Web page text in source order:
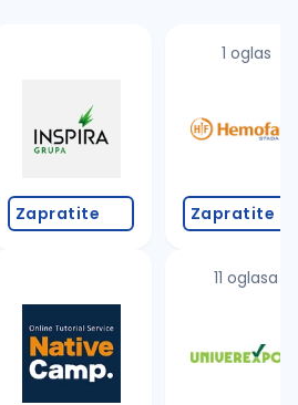
greške (koristite č, ć, š, đ,
filtere pretrage
Zapratite
1 oglas
Zapratite
11 oglasa